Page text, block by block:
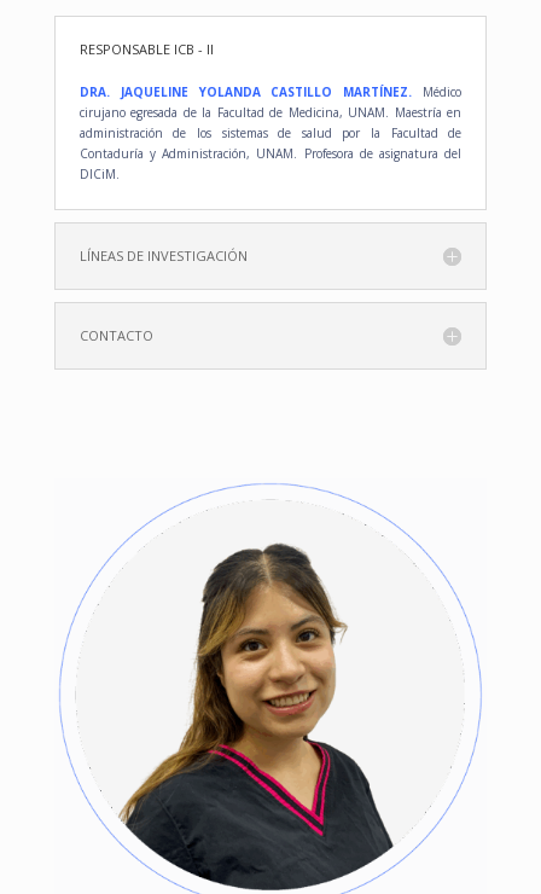
RESPONSABLE ICB - II
DRA. JAQUELINE YOLANDA CASTILLO MARTÍNEZ. Médico
cirujano egresada de la Facultad de Medicina, UNAM. Maestría en
administración de los sistemas de salud por la Facultad de
Contaduría y Administración, UNAM. Profesora de asignatura del
DICiM.
LÍNEAS DE INVESTIGACIÓN
CONTACTO